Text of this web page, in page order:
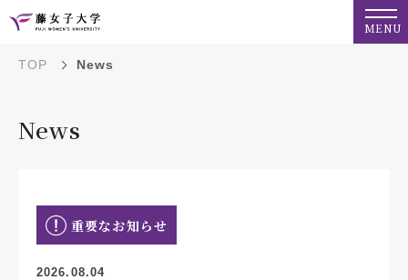
MENU
TOP News
News
重要なお知らせ
2026.08.04